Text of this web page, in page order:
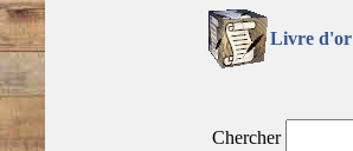
Livre d'or
Chercher